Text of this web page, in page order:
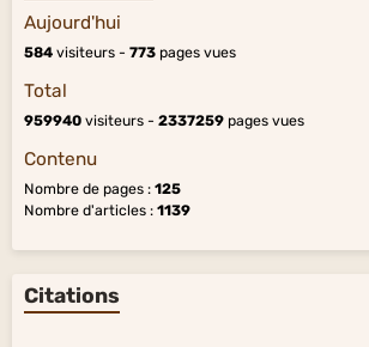
Aujourd'hui
584 visiteurs - 773 pages vues
Total
959940 visiteurs - 2337259 pages vues
Contenu
Nombre de pages : 125
Nombre d'articles : 1139
Citations